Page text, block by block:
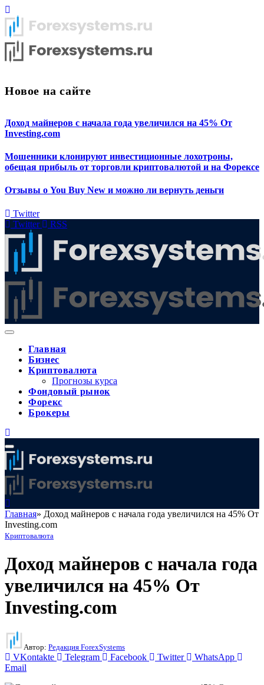
Новое на сайте
Доход майнеров с начала года увеличился на 45% От
Investing.com
Мошенники клонируют инвестиционные лохотроны,
обещая прибыль от торговли криптовалютой и на Форексе
Отзывы о You Buy New и можно ли вернуть деньги
Twitter
Twitter
RSS
Главная
Бизнес
Криптовалюта
Прогнозы курса
Фондовый рынок
Форекс
Брокеры
Главная» Доход майнеров с начала года увеличился на 45% От
Investing.com
Криптовалюта
Доход майнеров с начала года
увеличился на 45% От
Investing.com
Автор: Редакция ForexSystems
VKontakte Telegram Facebook Twitter
WhatsApp
Email